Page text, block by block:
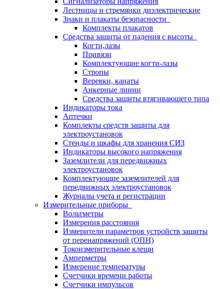
Лестницы и стремянки диэлектрические
Знаки и плакаты безопасности
Комплекты плакатов
Средства защиты от падения с высоты
Когти,лазы
Привязи
Комплектующие когти-лазы
Стропы
Веревки, канаты
Анкерные линии
Средства защиты втягивающего типа
Индикаторы тока
Аптечки
Комплекты средств защиты для
электроустановок
Стенды и шкафы для хранения СИЗ
Индикаторы высокого напряжения
Заземлители для передвижных
электроустановок
Комплектующие заземлителей для
передвижных электроустановок
Журналы учета и регистрации
Измерительные приборы
Вольтметры
Измерения расстояния
Измерители параметров устройств защиты
от перенапряжений (ОПН)
Токоизмерительные клещи
Амперметры
Измерение температуры
Счетчики времени работы
Счетчики импульсов